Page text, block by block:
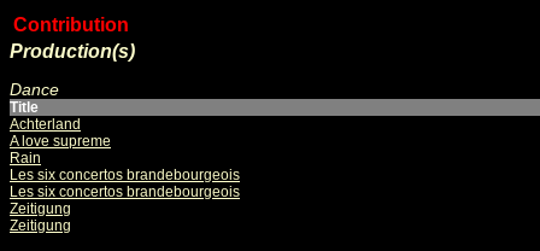
Contribution
Production(s)
Dance
Title
Achterland
A love supreme
Rain
Les six concertos brandebourgeois
Les six concertos brandebourgeois
Zeitigung
Zeitigung